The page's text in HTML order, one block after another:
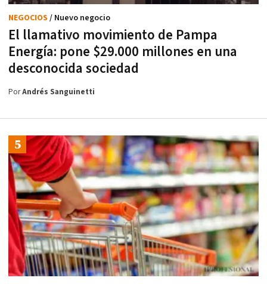
El llamativo movimiento de Pampa
Energía: pone $29.000 millones en una
desconocida sociedad
NEGOCIOS / Nuevo negocio
PorAndrés Sanguinetti